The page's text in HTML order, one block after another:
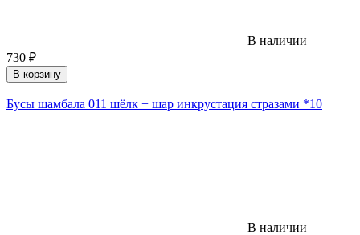
В наличии
730 ₽
В корзину
Бусы шамбала 011 шёлк + шар инкрустация стразами *10
В наличии